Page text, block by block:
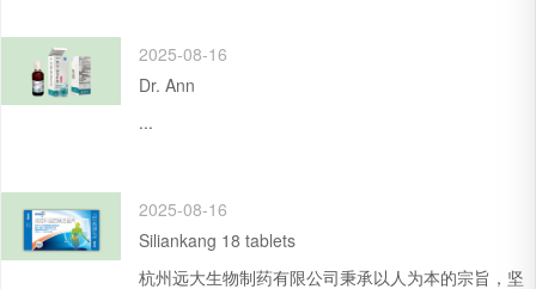
2025-08-16
Dr. Ann
...
2025-08-16
Siliankang 18 tablets
杭州远大生物制药有限公司秉承以人为本的宗旨，坚